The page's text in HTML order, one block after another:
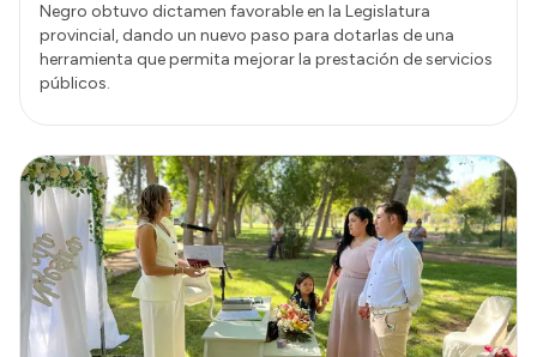
Negro obtuvo dictamen favorable en la Legislatura
provincial, dando un nuevo paso para dotarlas de una
herramienta que permita mejorar la prestación de servicios
públicos.